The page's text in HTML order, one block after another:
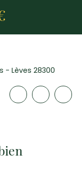
- Lèves 28300